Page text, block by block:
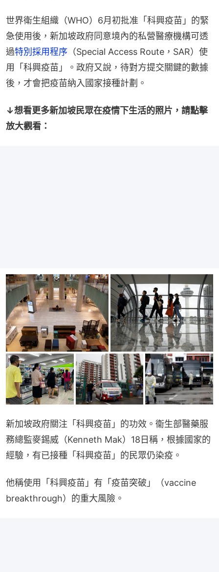
世界衛生組織（WHO）6月初批准「科興疫苗」的緊
急使用後，新加坡政府同意境內的私營醫療機構可透
過特別採用程序 （Special Access Route，SAR）使
用「科興疫苗」。政府又說，待對方提交關鍵的數據
後，才會把疫苗納入國家接種計劃。
↓想看更多新加坡民眾在疫情下生活的照片，請點擊
放大觀看：
新加坡政府關注「科興疫苗」的功效。衞生部醫藥服
務總監麥錫威（Kenneth Mak）18日稱，根據國家的
經驗，有已接種「科興疫苗」的民眾仍染疫。
他稱使用「科興疫苗」有「疫苗突破」（vaccine
breakthrough）的重大風險。